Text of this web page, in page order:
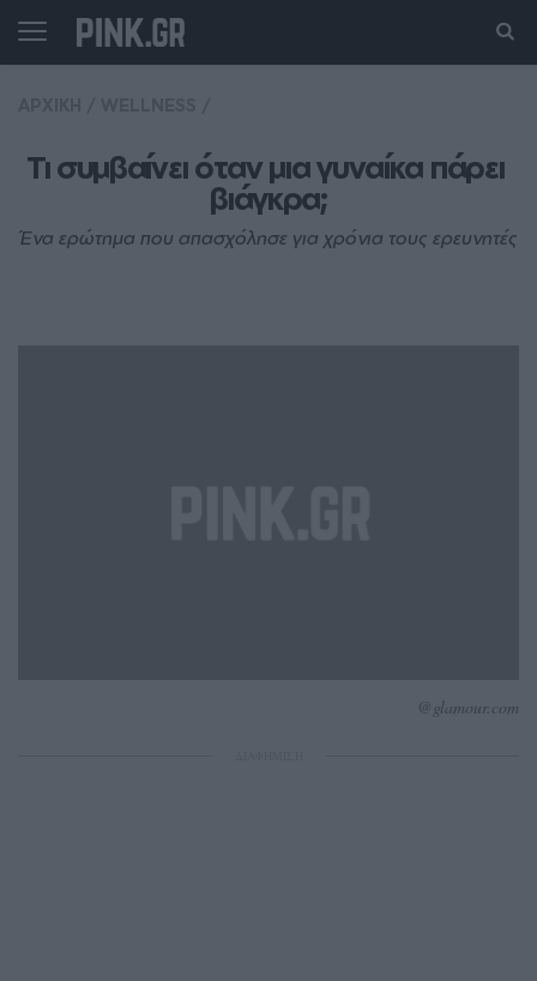
Τι συμβαίνει όταν μια γυναίκα πάρει
βιάγκρα;
Ένα ερώτημα που απασχόλησε για χρόνια τους ερευνητές
@glamour.com